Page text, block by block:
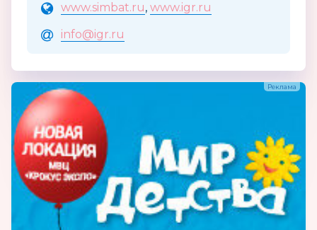
www.simbat.ru, www.igr.ru
info@igr.ru